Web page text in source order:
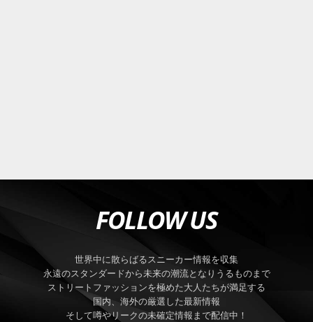
FOLLOW US
世界中に散らばるスニーカー情報を収集
永遠のスタンダードから未来の潮流となりうるものまで
ストリートファッションを極めた大人たちが満足する
国内、海外の厳選した最新情報
そして噂やリークの未確定情報まで配信中！